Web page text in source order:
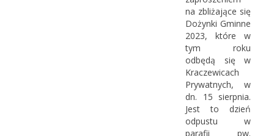
na zbliżające się
Dożynki Gminne
2023, które w
tym roku
odbędą się w
Kraczewicach
Prywatnych, w
dn. 15 sierpnia.
Jest to dzień
odpustu w
parafii pw.